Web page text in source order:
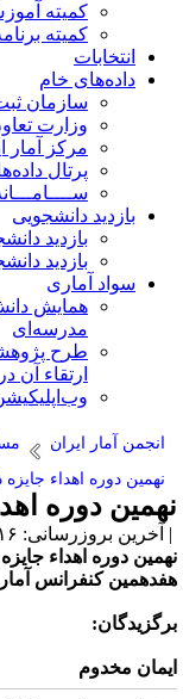
کمیته
کمیته
انتخابات
داده‌های خام
سازمان
وزارت
مرکز آمار
پرتال
بازدید دانشجویی
بازدید
بازدید
سواد آماری
همایش
مدرسه‌ای
طرح
ارتقاء آن
انجمن آمار ایران
نهمین دوره اهداء جایزه
دوره
بروزرسانی: ۱۴۰۳/۷/۱۶ |
دوره اهداء
کنفرانس آمار
مخدوم